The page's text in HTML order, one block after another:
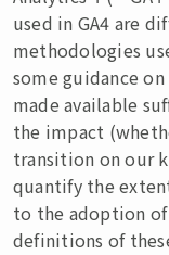
used in GA4 are
methodologies
some guidance
made available
the impact
transition on our
quantify the
to the adoption of
definitions of